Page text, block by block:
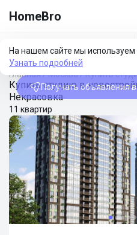
HomeBro
На нашем сайте мы используем
Узнать подробней
Получать объявления
Фильтры
Главная/Москва/Купить
Купить студию в
Некрасовка
11 квартир